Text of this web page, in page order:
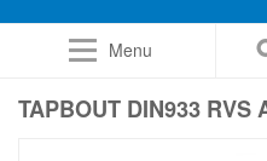
Menu
TAPBOUT DIN933 RVS